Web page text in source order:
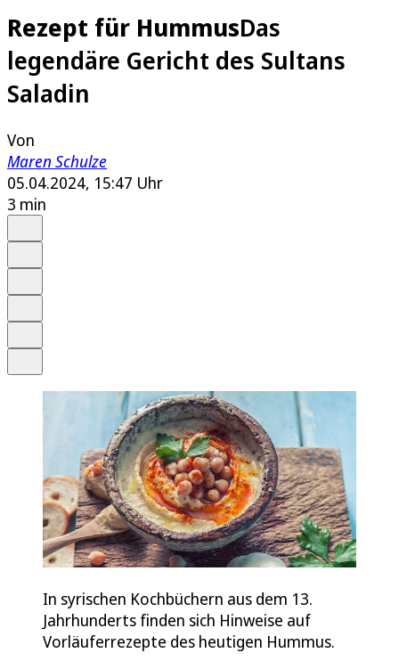
Rezept für HummusDas
legendäre Gericht des Sultans
Saladin
Von
Maren Schulze
05.04.2024, 15:47 Uhr
3 min
In syrischen Kochbüchern aus dem 13.
Jahrhunderts finden sich Hinweise auf
Vorläuferrezepte des heutigen Hummus.